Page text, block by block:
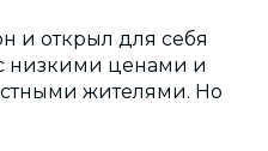
и открыл для себя
низкими ценами и
жителями. Но